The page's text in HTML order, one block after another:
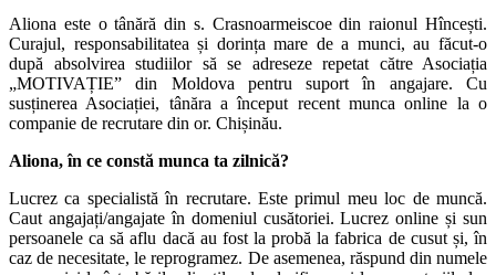
Aliona este o tânără din s. Crasnoarmeiscoe din raionul Hîncești.
Curajul, responsabilitatea și dorința mare de a munci, au făcut-o
după absolvirea studiilor să se adreseze repetat către Asociația
„MOTIVAȚIE” din Moldova pentru suport în angajare. Cu
susținerea Asociației, tânăra a început recent munca online la o
companie de recrutare din or. Chișinău.
Aliona, în ce constă munca ta zilnică?
Lucrez ca specialistă în recrutare. Este primul meu loc de muncă.
Caut angajați/angajate în domeniul cusătoriei. Lucrez online și sun
persoanele ca să aflu dacă au fost la probă la fabrica de cusut și, în
caz de necesitate, le reprogramez. De asemenea, răspund din numele